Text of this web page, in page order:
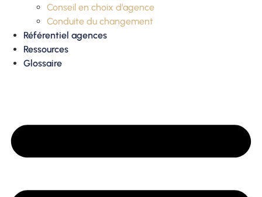
Conseil en choix d’agence
Conduite du changement
Référentiel agences
Ressources
Glossaire